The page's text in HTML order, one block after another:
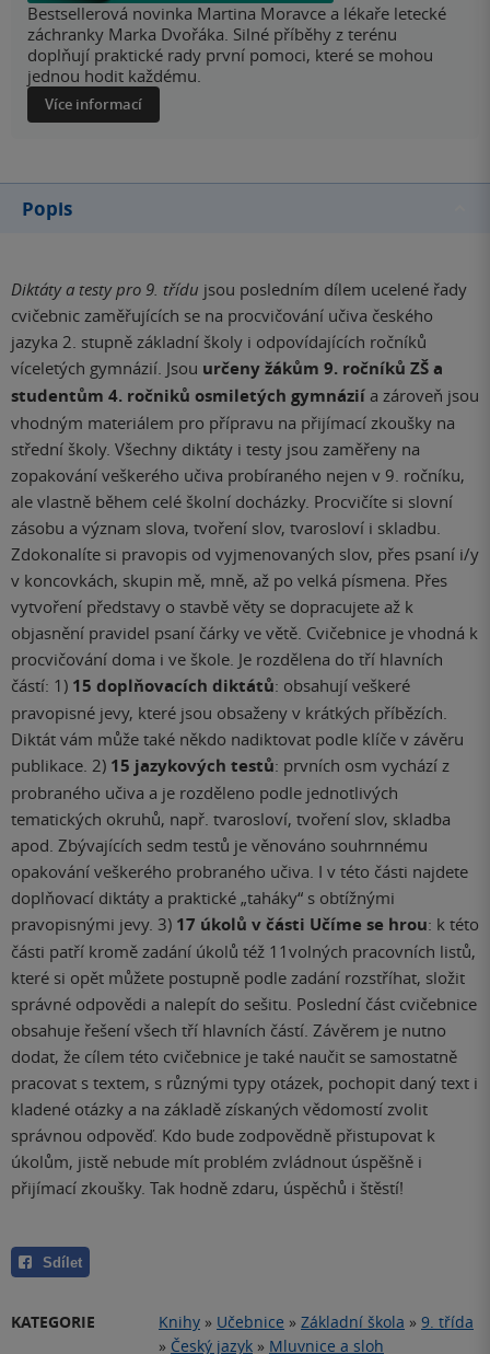
Bestsellerová novinka Martina Moravce a lékaře letecké
záchranky Marka Dvořáka. Silné příběhy z terénu
doplňují praktické rady první pomoci, které se mohou
jednou hodit každému.
Více informací
Popis
Diktáty a testy pro 9. třídu jsou posledním dílem ucelené řady
cvičebnic zaměřujících se na procvičování učiva českého
jazyka 2. stupně základní školy i odpovídajících ročníků
víceletých gymnázií. Jsou určeny žákům 9. ročníků ZŠ a
studentům 4. ročniků osmiletých gymnázií a zároveň jsou
vhodným materiálem pro přípravu na přijímací zkoušky na
střední školy. Všechny diktáty i testy jsou zaměřeny na
zopakování veškerého učiva probíraného nejen v 9. ročníku,
ale vlastně během celé školní docházky. Procvičíte si slovní
zásobu a význam slova, tvoření slov, tvarosloví i skladbu.
Zdokonalíte si pravopis od vyjmenovaných slov, přes psaní i/y
v koncovkách, skupin mě, mně, až po velká písmena. Přes
vytvoření představy o stavbě věty se dopracujete až k
objasnění pravidel psaní čárky ve větě. Cvičebnice je vhodná k
procvičování doma i ve škole. Je rozdělena do tří hlavních
částí: 1) 15 doplňovacích diktátů: obsahují veškeré
pravopisné jevy, které jsou obsaženy v krátkých příbězích.
Diktát vám může také někdo nadiktovat podle klíče v závěru
publikace. 2) 15 jazykových testů: prvních osm vychází z
probraného učiva a je rozděleno podle jednotlivých
tematických okruhů, např. tvarosloví, tvoření slov, skladba
apod. Zbývajících sedm testů je věnováno souhrnnému
opakování veškerého probraného učiva. I v této části najdete
doplňovací diktáty a praktické „taháky“ s obtížnými
pravopisnými jevy. 3) 17 úkolů v části Učíme se hrou: k této
části patří kromě zadání úkolů též 11volných pracovních listů,
které si opět můžete postupně podle zadání rozstříhat, složit
správné odpovědi a nalepít do sešitu. Poslední část cvičebnice
obsahuje řešení všech tří hlavních částí. Závěrem je nutno
dodat, že cílem této cvičebnice je také naučit se samostatně
pracovat s textem, s různými typy otázek, pochopit daný text i
kladené otázky a na základě získaných vědomostí zvolit
správnou odpověď. Kdo bude zodpovědně přistupovat k
úkolům, jistě nebude mít problém zvládnout úspěšně i
přijímací zkoušky. Tak hodně zdaru, úspěchů i štěstí!
Sdílet
KATEGORIE Knihy » Učebnice » Základní škola » 9. třída
» Český jazyk » Mluvnice a sloh